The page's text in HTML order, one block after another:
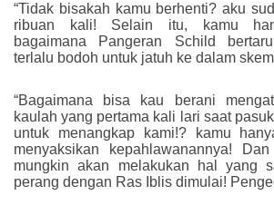
“Tidak bisakah kamu berhenti? aku
ribuan kali! Selain itu, kamu
bagaimana Pangeran Schild
terlalu bodoh untuk jatuh ke dalam
“Bagaimana bisa kau berani
kaulah yang pertama kali lari saat
untuk menangkap kami!? kamu
menyaksikan kepahlawanannya!
mungkin akan melakukan hal yang
perang dengan Ras Iblis dimulai!